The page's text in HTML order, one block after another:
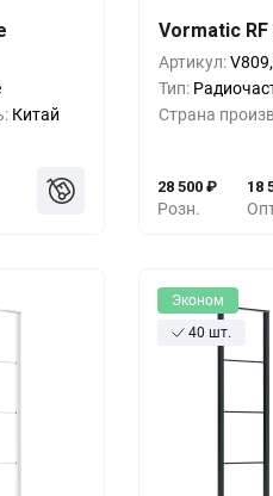
Китай
18 500
10 500₽
Vormatic
Артикул:
Тип:
Страна
Розн.
28 500 ₽ 18
1+ 0%
5+ -
10+ -
Эконом
40 шт.